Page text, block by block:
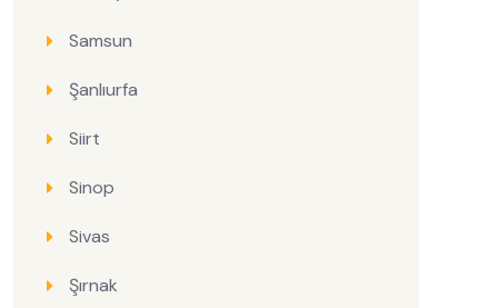
Samsun
Şanlıurfa
Siirt
Sinop
Sivas
Şırnak